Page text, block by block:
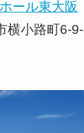
ール東大阪
横小路町6-